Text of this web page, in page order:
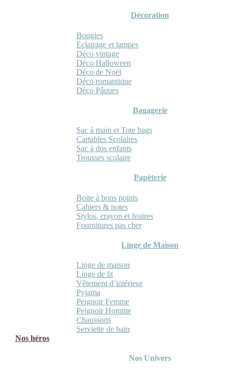
Décoration
Bougies
Eclairage et lampes
Déco vintage
Déco Halloween
Déco de Noël
Déco romantique
Déco Pâques
Bagagerie
Sac à main et Tote bags
Cartables Scolaires
Sac à dos enfants
Trousses scolaire
Papèterie
Boite à bons points
Cahiers & notes
Stylos, crayon et feutres
Fournitures pas cher
Linge de Maison
Linge de maison
Linge de lit
Vêtement d’intérieur
Pyjama
Peignoir Femme
Peignoir Homme
Chaussons
Serviette de bain
Nos héros
Nos Univers